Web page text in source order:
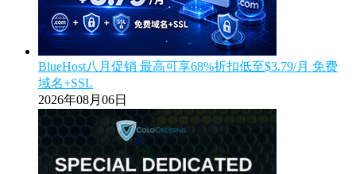
BlueHost八月促销 最高可享68%折扣低至$3.79/月 免费
域名+SSL
2026年08月06日